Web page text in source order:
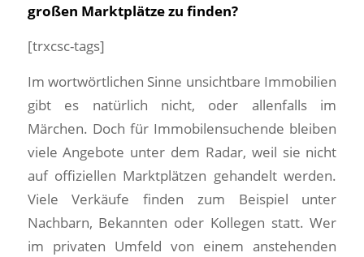
großen Marktplätze zu finden?
[trxcsc-tags]
Im wortwörtlichen Sinne unsichtbare Immobilien
gibt es natürlich nicht, oder allenfalls im
Märchen. Doch für Immobilensuchende bleiben
viele Angebote unter dem Radar, weil sie nicht
auf offiziellen Marktplätzen gehandelt werden.
Viele Verkäufe finden zum Beispiel unter
Nachbarn, Bekannten oder Kollegen statt. Wer
im privaten Umfeld von einem anstehenden